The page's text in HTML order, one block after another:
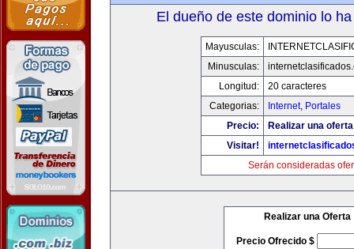
El dueño de este dominio lo
Mayusculas:
Minusculas:
Longitud:
20 caracteres
Categorias:
Internet, Portales
Precio:
Realizar una
Visitar!
Serán consideradas
Realizar una Oferta
Precio Ofrecido $